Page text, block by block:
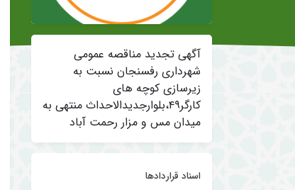
آگهی تجدید مناقصه عمومی
شهرداری رفسنجان نسبت به
زیرسازی کوچه های
کارگر۴۹،بلوارجدیدالاحداث منتهی به
میدان مس و مزار رحمت آباد
اسناد قراردادها